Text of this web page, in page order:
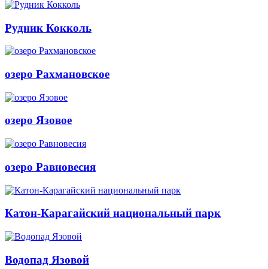
Рудник Кокколь
озеро Рахмановское
озеро Язовое
озеро Равновесия
Катон-Карагайский национальный парк
Водопад Язовой